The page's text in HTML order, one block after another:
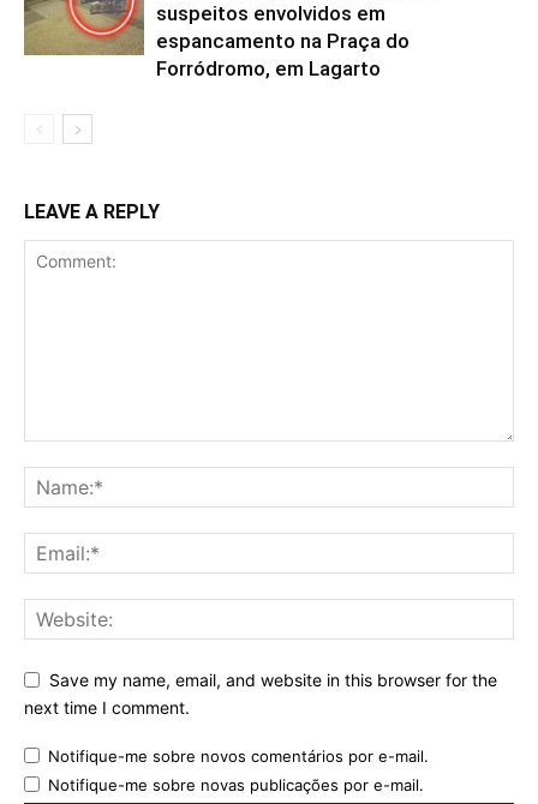
suspeitos envolvidos em
espancamento na Praça do
Forródromo, em Lagarto
LEAVE A REPLY
Save my name, email, and website in this browser for the
next time I comment.
Notifique-me sobre novos comentários por e-mail.
Notifique-me sobre novas publicações por e-mail.